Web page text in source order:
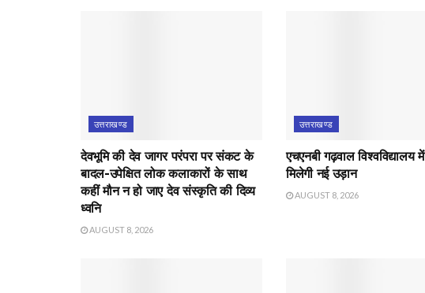
उत्तराखण्ड
देवभूमि की देव जागर परंपरा पर संकट के
बादल-उपेक्षित लोक कलाकारों के साथ
कहीं मौन न हो जाए देव संस्कृति की दिव्य
ध्वनि
AUGUST 8, 2026
उत्तराखण्ड
एचएनबी गढ़वाल विश्वविद्यालय
मिलेगी नई उड़ान
AUGUST 8, 2026